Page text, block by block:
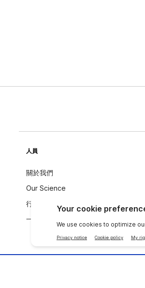
人員
關於我們
Our Science
行為守則
一个全球声音